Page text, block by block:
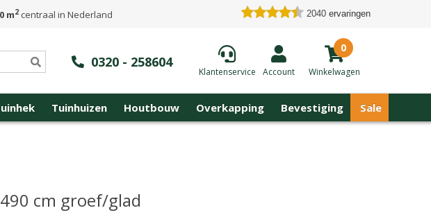
m2centraal in Nederland 2040 ervaringen
0320 - 258604
Klantenservice Account
0
Winkelwagen
Tuinhuizen Houtbouw Overkapping Bevestiging Sale
cm groef/glad